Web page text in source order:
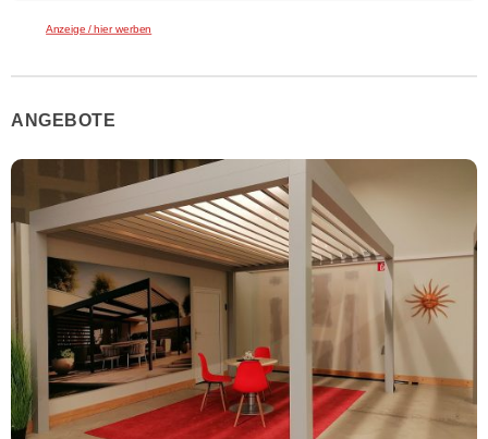
Anzeige / hier werben
ANGEBOTE